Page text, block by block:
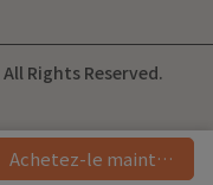
Achetez-le maintenant
All Rights Reserved.